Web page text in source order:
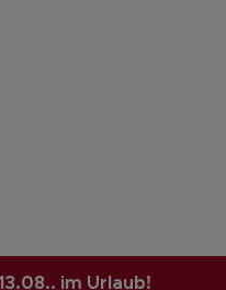
im Urlaub!